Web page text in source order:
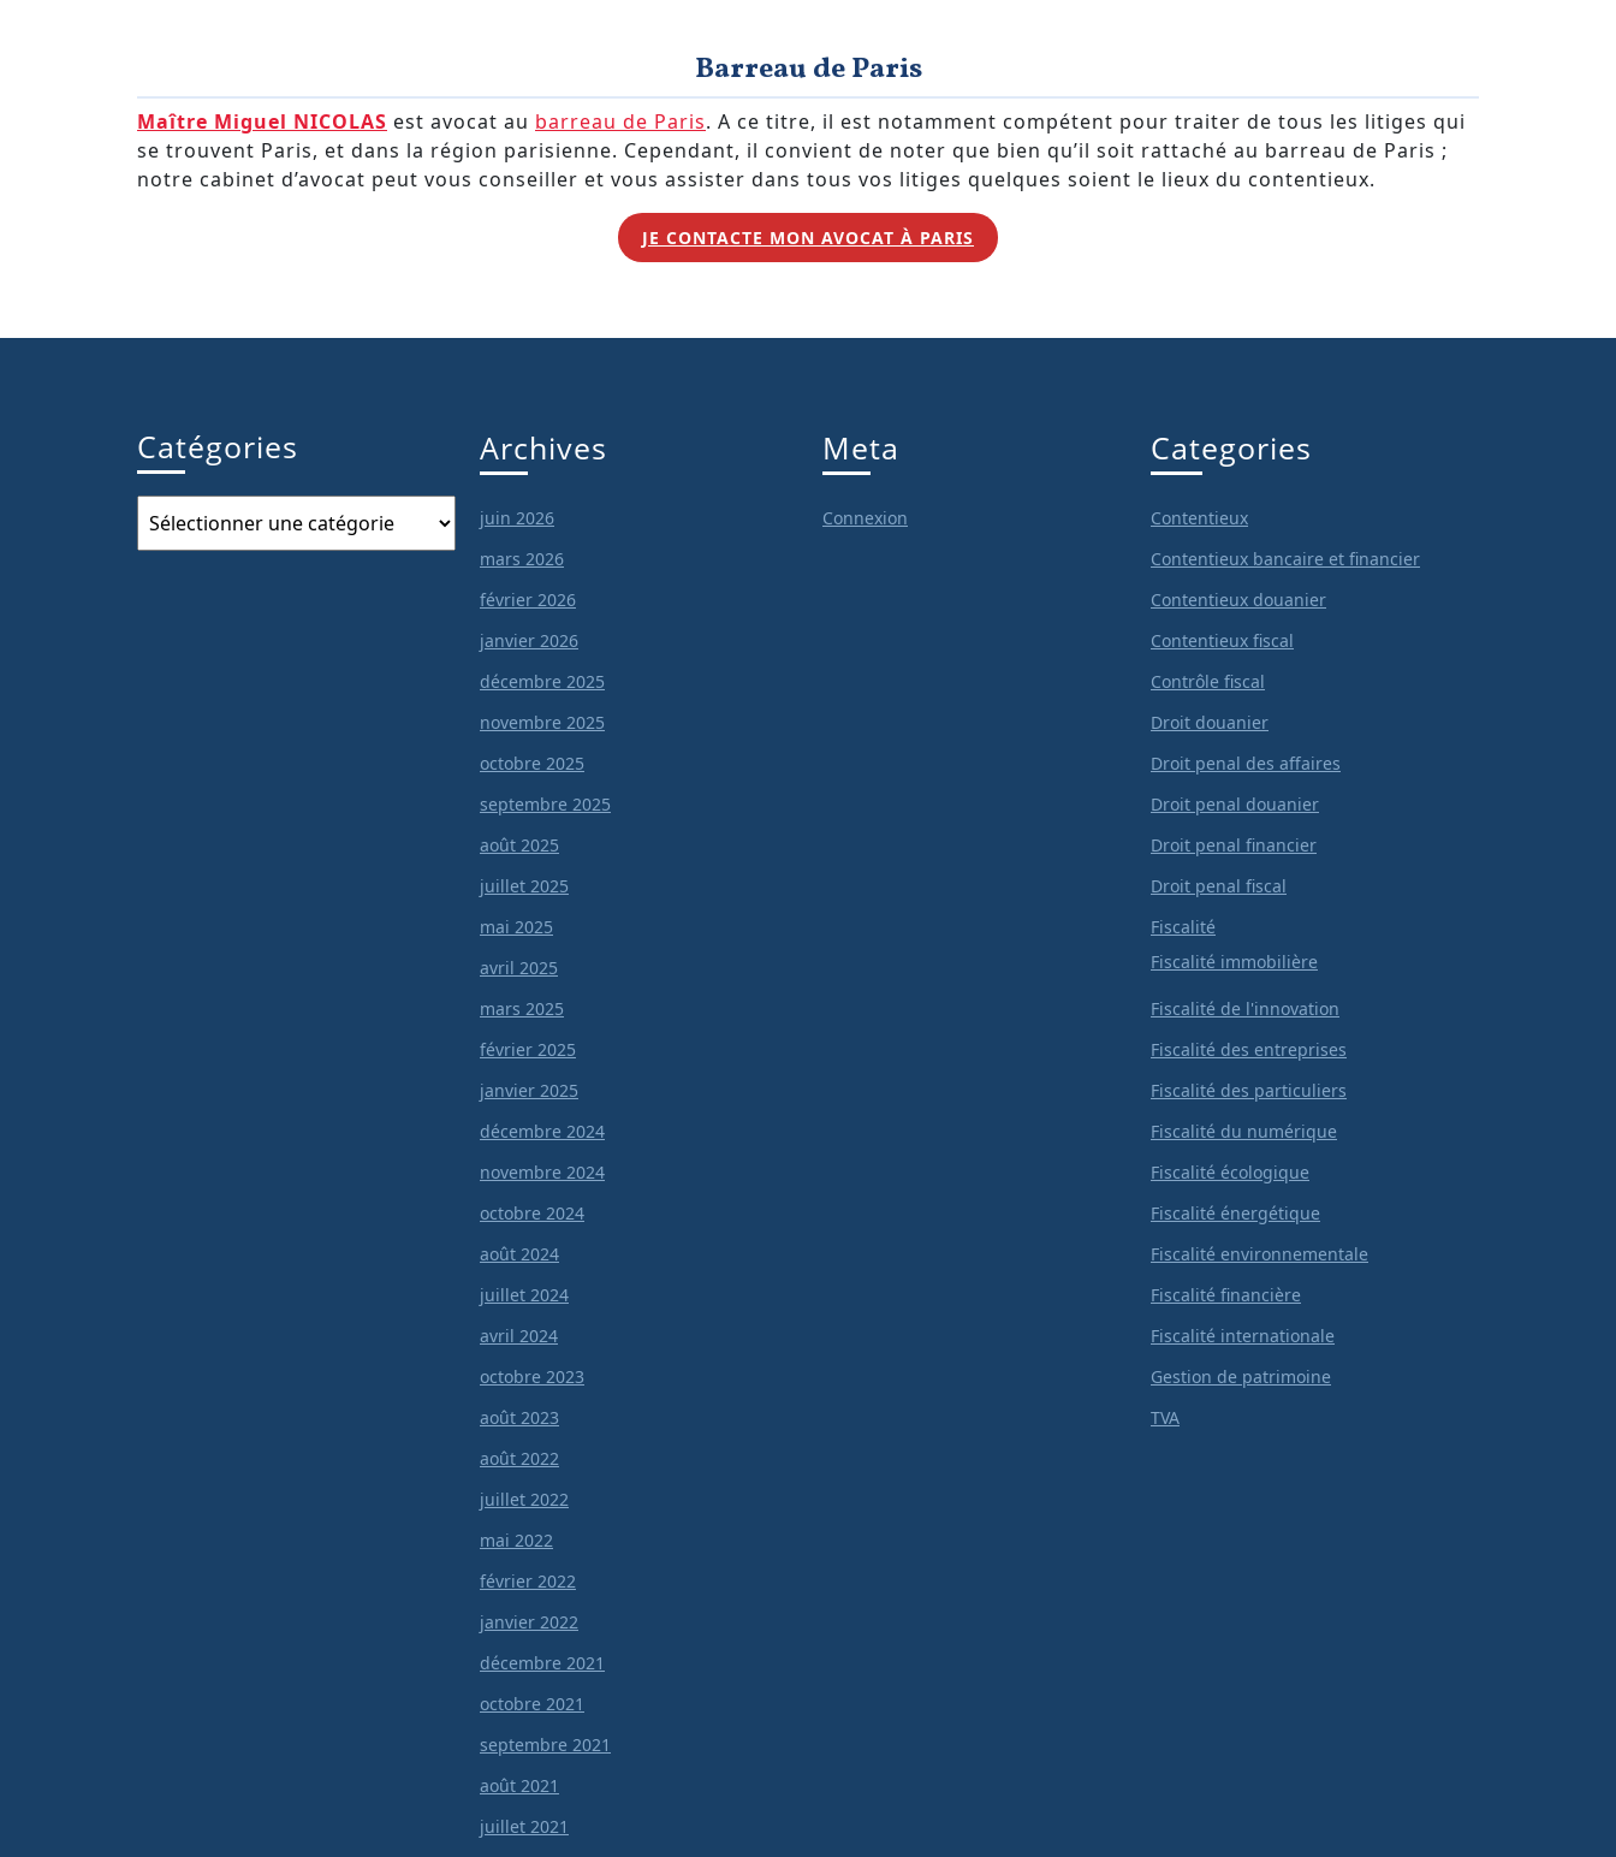
Barreau de Paris
Maître Miguel NICOLAS est avocat au barreau de Paris. A ce titre, il est notamment compétent pour traiter de tous les litiges qui
se trouvent Paris, et dans la région parisienne. Cependant, il convient de noter que bien qu’il soit rattaché au barreau de Paris ;
notre cabinet d’avocat peut vous conseiller et vous assister dans tous vos litiges quelques soient le lieux du contentieux.
JE CONTACTE MON AVOCAT À PARIS
Catégories
Catégories
Archives
juin 2026
mars 2026
février 2026
janvier 2026
décembre 2025
novembre 2025
octobre 2025
septembre 2025
août 2025
juillet 2025
mai 2025
avril 2025
mars 2025
février 2025
janvier 2025
décembre 2024
novembre 2024
octobre 2024
août 2024
juillet 2024
avril 2024
octobre 2023
août 2023
août 2022
juillet 2022
mai 2022
février 2022
janvier 2022
décembre 2021
octobre 2021
septembre 2021
août 2021
juillet 2021
Meta
Connexion
Categories
Contentieux
Contentieux bancaire et financier
Contentieux douanier
Contentieux fiscal
Contrôle fiscal
Droit douanier
Droit penal des affaires
Droit penal douanier
Droit penal financier
Droit penal fiscal
Fiscalité
Fiscalité immobilière
Fiscalité de l'innovation
Fiscalité des entreprises
Fiscalité des particuliers
Fiscalité du numérique
Fiscalité écologique
Fiscalité énergétique
Fiscalité environnementale
Fiscalité financière
Fiscalité internationale
Gestion de patrimoine
TVA